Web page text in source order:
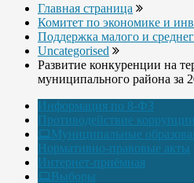
Главная страница
Комитет по экономике и
Поддержка малого и
Uncategorised
Развитие конкуренции на
муниципального района за
Информация по 8-ФЗ
Противодействие коррупции
Муниципальные
Нормативно-правовые акты
Интернет-приёмная
Выборы